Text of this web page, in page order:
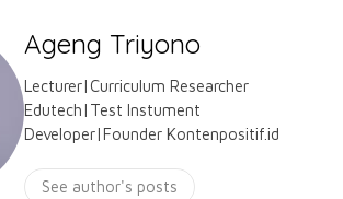
Ageng Triyono
Lecturer|Curriculum Researcher
Edutech|Test Instument
Developer|Founder Kontenpositif.id
See author's posts